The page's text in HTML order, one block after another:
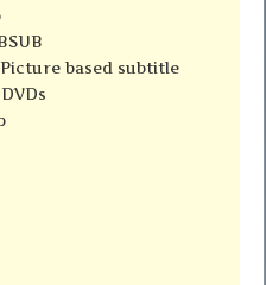
based subtitle